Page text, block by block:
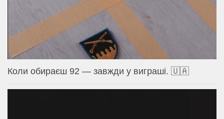
Коли обираєш 92 — завжди у виграші. 🇺🇦